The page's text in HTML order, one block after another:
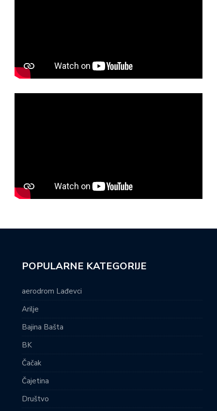
POPULARNE KATEGORIJE
aerodrom Lađevci
Arilje
Bajina Bašta
BK
Čačak
Čajetina
Društvo